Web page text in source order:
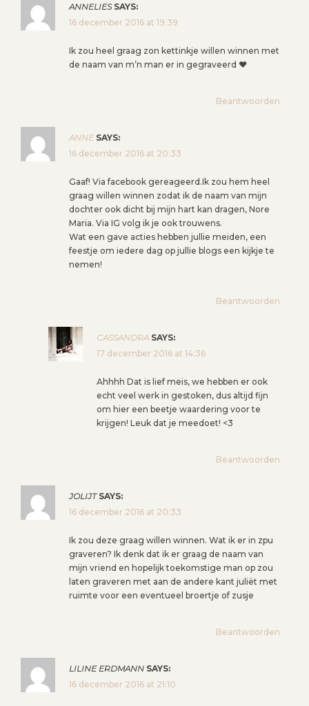
ANNELIES SAYS:
16 december 2016 at 19:39
Ik zou heel graag zon kettinkje willen winnen met
de naam van m’n man er in gegraveerd ❤
Beantwoorden
ANNE SAYS:
16 december 2016 at 20:33
Gaaf! Via facebook gereageerd.Ik zou hem heel
graag willen winnen zodat ik de naam van mijn
dochter ook dicht bij mijn hart kan dragen, Nore
Maria. Via IG volg ik je ook trouwens.
Wat een gave acties hebben jullie meiden, een
feestje om iedere dag op jullie blogs een kijkje te
nemen!
Beantwoorden
CASSANDRA SAYS:
17 december 2016 at 14:36
Ahhhh Dat is lief meis, we hebben er ook
echt veel werk in gestoken, dus altijd fijn
om hier een beetje waardering voor te
krijgen! Leuk dat je meedoet! <3
Beantwoorden
JOLIJT SAYS:
16 december 2016 at 20:33
Ik zou deze graag willen winnen. Wat ik er in zpu
graveren? Ik denk dat ik er graag de naam van
mijn vriend en hopelijk toekomstige man op zou
laten graveren met aan de andere kant juliët met
ruimte voor een eventueel broertje of zusje
Beantwoorden
LILINE ERDMANN SAYS:
16 december 2016 at 21:10